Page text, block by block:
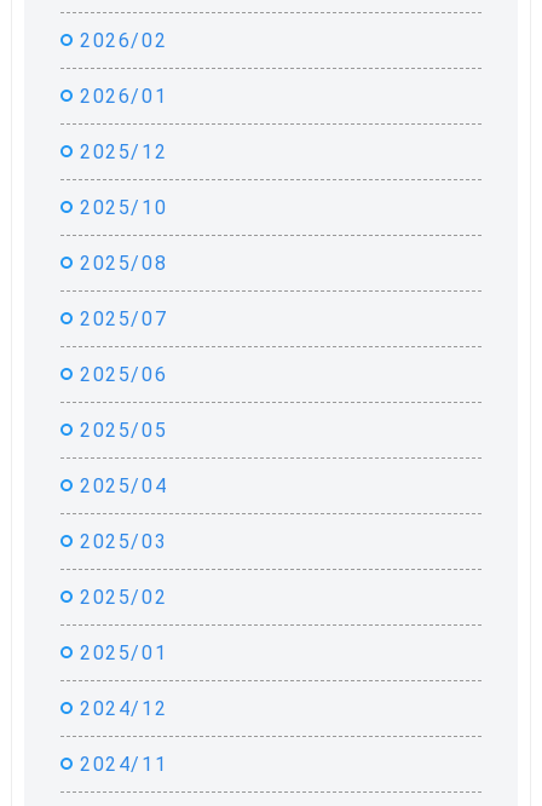
2026/02
2026/01
2025/12
2025/10
2025/08
2025/07
2025/06
2025/05
2025/04
2025/03
2025/02
2025/01
2024/12
2024/11